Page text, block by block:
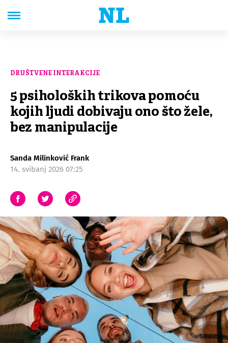
DRUŠTVENE INTERAKCIJE
5 psiholoških trikova pomoću
kojih ljudi dobivaju ono što žele,
bez manipulacije
Sanda Milinković Frank
14. svibanj 2026 07:25